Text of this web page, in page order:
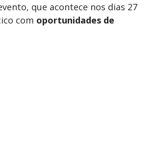
que acontece nos dias 27
com oportunidades de